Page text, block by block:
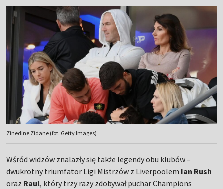
Zinedine Zidane (fot. Getty Images)
Wśród widzów znalazły się także legendy obu klubów –
dwukrotny triumfator Ligi Mistrzów z Liverpoolem Ian Rush
oraz Raul, który trzy razy zdobywał puchar Champions